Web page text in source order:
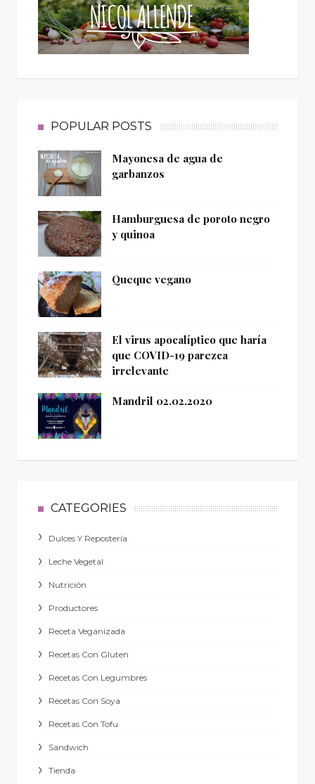
POPULAR POSTS
Mayonesa de agua de
garbanzos
Hamburguesa de poroto negro
y quinoa
Queque vegano
El virus apocalíptico que haría
que COVID-19 parezca
irrelevante
Mandril 02.02.2020
CATEGORIES
Dulces Y Repostería
Leche Vegetal
Nutrición
Productores
Receta Veganizada
Recetas Con Gluten
Recetas Con Legumbres
Recetas Con Soya
Recetas Con Tofu
Sandwich
Tienda